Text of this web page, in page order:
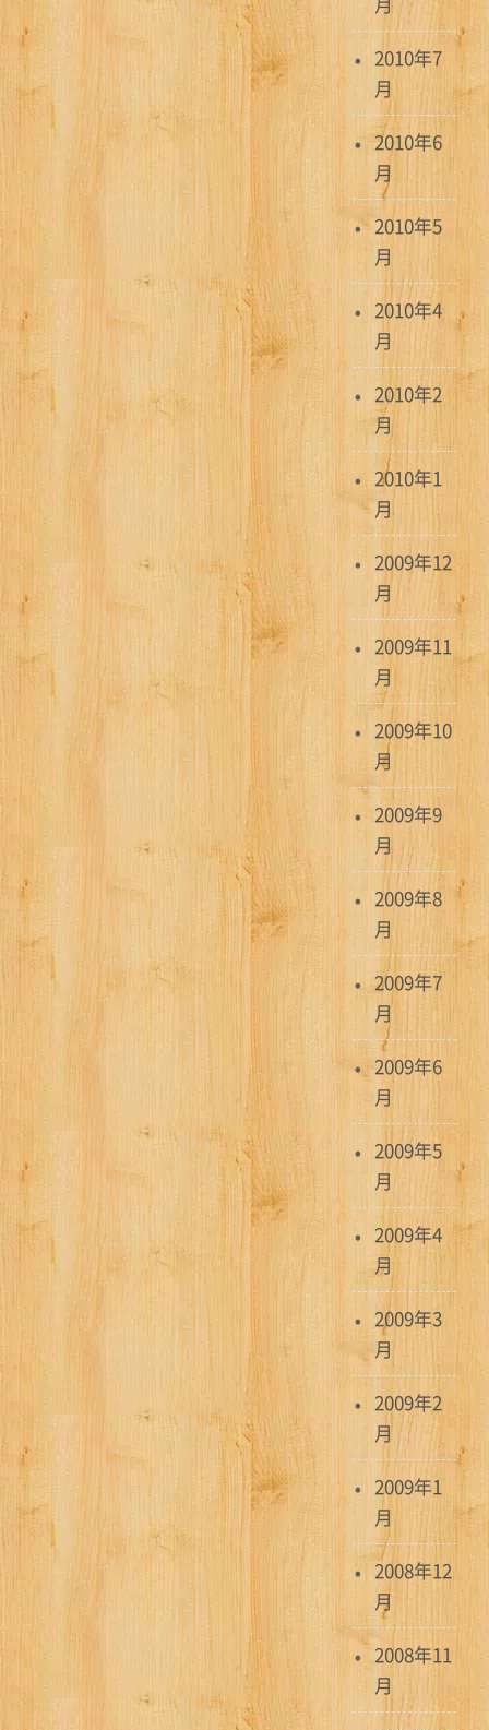
2010年7
月
2010年6
月
2010年5
月
2010年4
月
2010年2
月
2010年1
月
2009年12
月
2009年11
月
2009年10
月
2009年9
月
2009年8
月
2009年7
月
2009年6
月
2009年5
月
2009年4
月
2009年3
月
2009年2
月
2009年1
月
2008年12
月
2008年11
月